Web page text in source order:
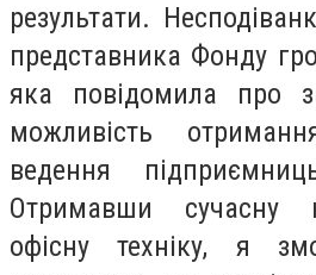
результати.
представника Фонду
яка повідомила про
можливість
ведення
Отримавши сучасну
офісну техніку, я